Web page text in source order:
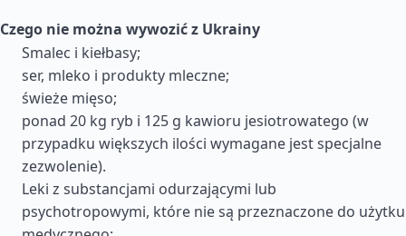
Czego nie można wywozić z Ukrainy
Smalec i kiełbasy;
ser, mleko i produkty mleczne;
świeże mięso;
ponad 20 kg ryb i 125 g kawioru jesiotrowatego (w
przypadku większych ilości wymagane jest specjalne
zezwolenie).
Leki z substancjami odurzającymi lub
psychotropowymi, które nie są przeznaczone do użytku